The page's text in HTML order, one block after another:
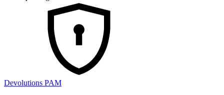
Devolutions PAM